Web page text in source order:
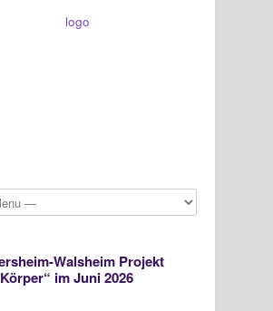
Walsheim Projekt
im Juni 2026